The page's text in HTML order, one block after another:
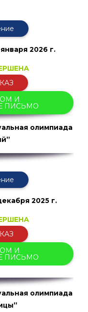
января 2026 г.
И
ПИСЬМО
олимпиада
2025 г.
И
ПИСЬМО
олимпиада